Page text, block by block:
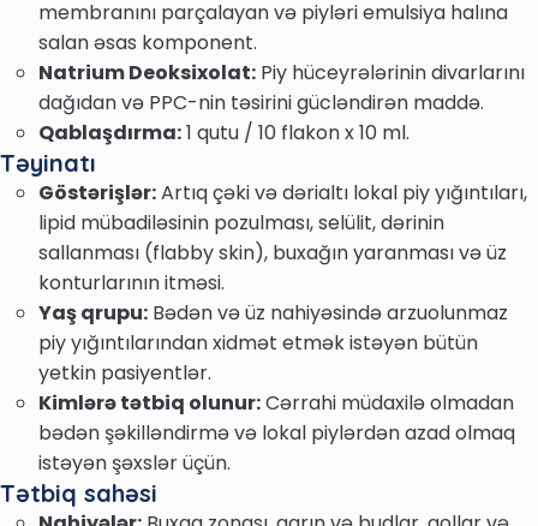
membranını parçalayan və piyləri emulsiya halına
salan əsas komponent.
Natrium Deoksixolat: Piy hüceyrələrinin divarlarını
dağıdan və PPC-nin təsirini gücləndirən maddə.
Qablaşdırma:1 qutu / 10 flakon x 10 ml.
Təyinatı
Göstərişlər:Artıq çəki və dərialtı lokal piy yığıntıları,
lipid mübadiləsinin pozulması, selülit, dərinin
sallanması (flabby skin), buxağın yaranması və üz
konturlarının itməsi.
Yaş qrupu: Bədən və üz nahiyəsində arzuolunmaz
piy yığıntılarından xidmət etmək istəyən bütün
yetkin pasiyentlər.
Kimlərə tətbiq olunur:Cərrahi müdaxilə olmadan
bədən şəkilləndirmə və lokal piylərdən azad olmaq
istəyən şəxslər üçün.
Tətbiq sahəsi